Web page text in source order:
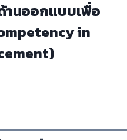
านออกแบบเพื่อ
in